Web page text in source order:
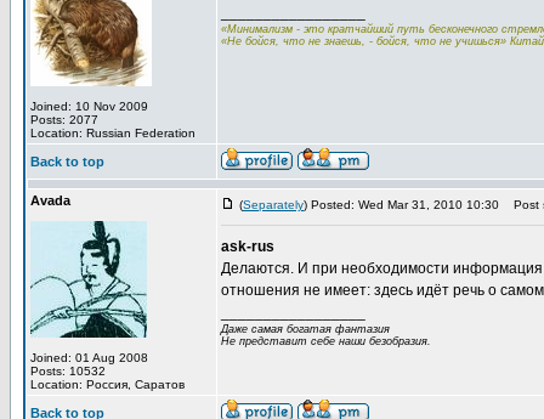
Joined: 10 Nov 2009
Posts: 2077
Location: Russian Federation
«Минимализм - это кратчайший путь бесконечного
«Не бойся, что не знаешь, - бойся, что не учишься»
Back to top
Avada
Joined: 01 Aug 2008
Posts: 10532
Location: Россия, Саратов
(Separately) Posted: Wed Mar 31, 2010 10:30 Post
ask-rus
Делаются. И при необходимости
отношения не имеет: здесь идёт речь о
Даже самая богатая фантазия
Не представит себе наши безобразия.
Back to top